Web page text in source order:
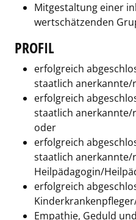
Mitgestaltung einer
wertschätzenden
PROFIL
erfolgreich
staatlich
erfolgreich
staatlich anerkannte/
oder
erfolgreich
staatlich anerkannte/r
Heilpädagogin/
erfolgreich
Empathie, Geduld